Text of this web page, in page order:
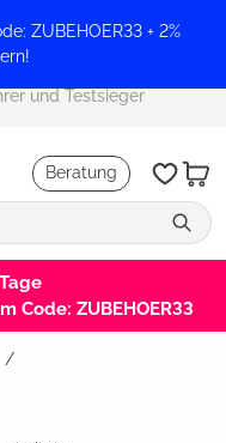
ZUBEHOER33 + 2%
und Testsieger
Beratung
Tage
Code: ZUBEHOER33
/